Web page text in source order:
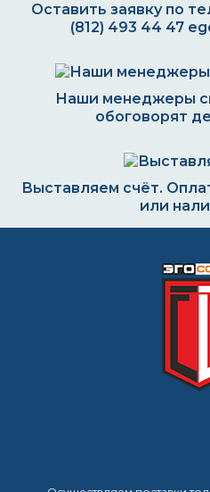
Оставить заявку по
(812) 493 44 47
Наши менеджеры
обоговорят
Выставляем счёт.
или
Формируем заказ и
Что такое